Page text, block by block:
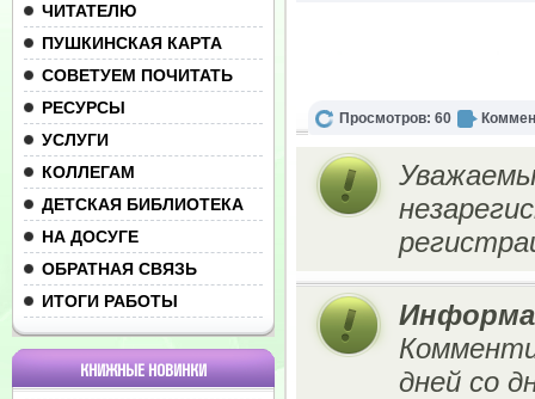
ЧИТАТЕЛЮ
ПУШКИНСКАЯ КАРТА
СОВЕТУЕМ ПОЧИТАТЬ
РЕСУРСЫ
УСЛУГИ
КОЛЛЕГАМ
ДЕТСКАЯ БИБЛИОТЕКА
НА ДОСУГЕ
ОБРАТНАЯ СВЯЗЬ
ИТОГИ РАБОТЫ
КНИЖНЫЕ НОВИНКИ
Просмотров: 60
дней со